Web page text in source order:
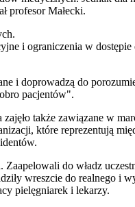
profesor Małecki.
i ograniczenia w
i doprowadzą do
pacjentów".
także zawiązane w
które reprezentują
do władz
wreszcie do realnego i
pielęgniarek i lekarzy.